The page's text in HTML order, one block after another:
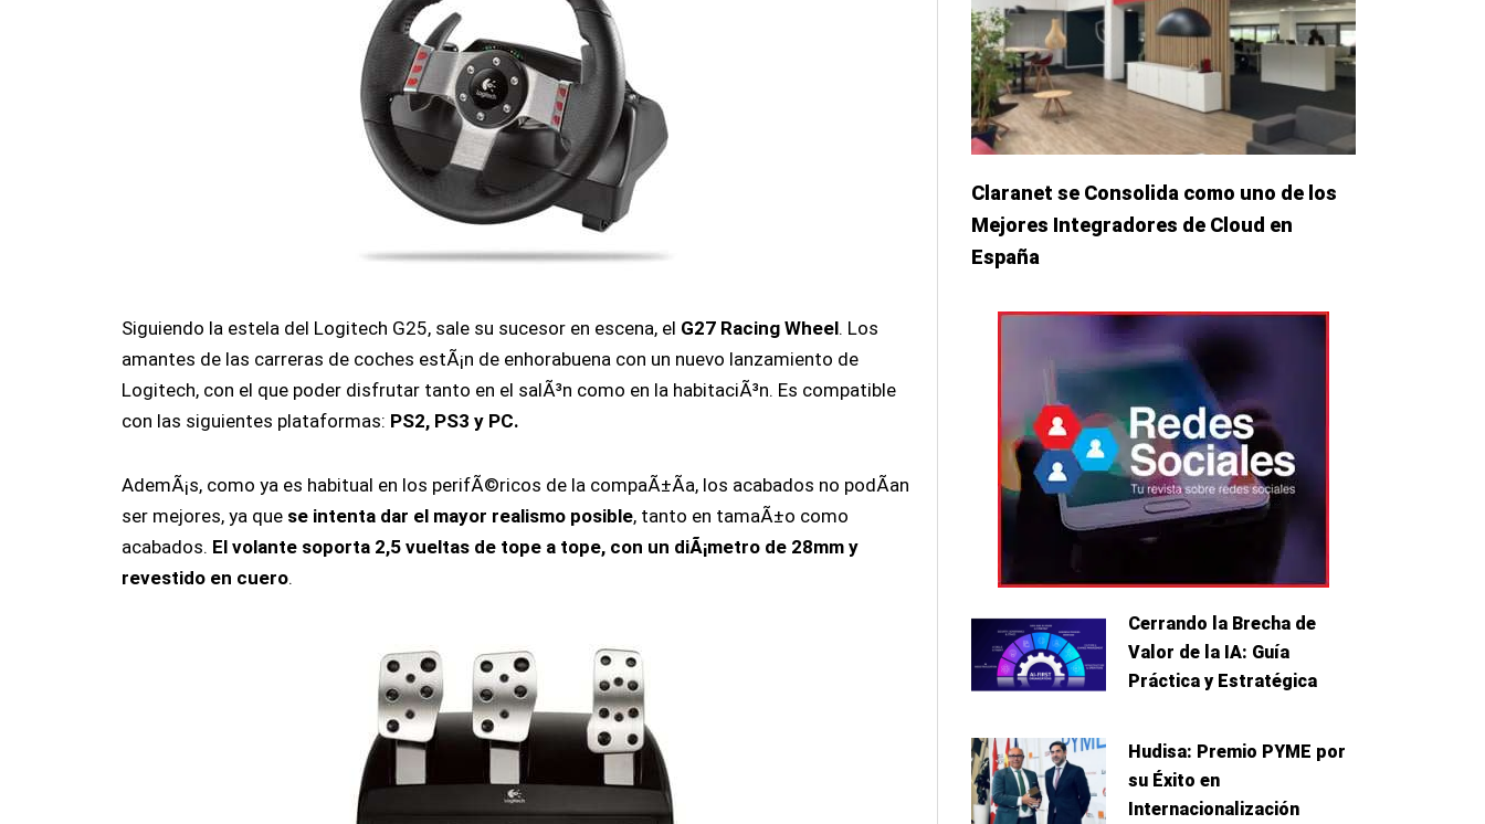
Siguiendo la estela del Logitech G25, sale su sucesor en escena, el G27 Racing Wheel. Los
amantes de las carreras de coches estÃ¡n de enhorabuena con un nuevo lanzamiento de
Logitech, con el que poder disfrutar tanto en el salÃ³n como en la habitaciÃ³n. Es compatible
con las siguientes plataformas: PS2, PS3 y PC.
AdemÃ¡s, como ya es habitual en los perifÃ©ricos de la compaÃ±Ã­a, los acabados no podÃ­an
ser mejores, ya que se intenta dar el mayor realismo posible, tanto en tamaÃ±o como
acabados. El volante soporta 2,5 vueltas de tope a tope, con un diÃ¡metro de 28mm y
revestido en cuero.
Claranet se Consolida como uno de los
Mejores Integradores de Cloud en
España
Cerrando la Brecha de
Valor de la IA: Guía
Práctica y Estratégica
Hudisa: Premio PYME por
su Éxito en
Internacionalización